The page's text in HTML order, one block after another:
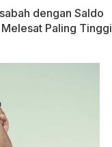
dengan Saldo
Paling Tinggi